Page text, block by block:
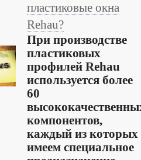
пластиковые окна
Rehau?
При производстве
пластиковых
профилей Rehau
используется более
60
компонентов,
каждый из которых
имеем специальное